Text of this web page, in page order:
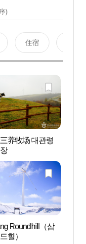
)
住宿
养牧场 대관령
Roundhill（삼
힐）